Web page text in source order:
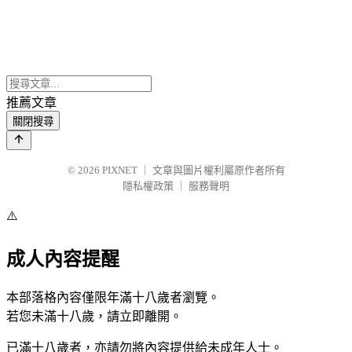
推薦文章
關閉搜尋
© 2026 PIXNET
文章與圖片權利屬原作者所有
隱私權政策
服務聲明
⚠️
成人內容提醒
本部落格內容僅限年滿十八歲者瀏覽。
若您未滿十八歲，請立即離開。
已滿十八歲者，亦請勿將內容提供給未成年人士。